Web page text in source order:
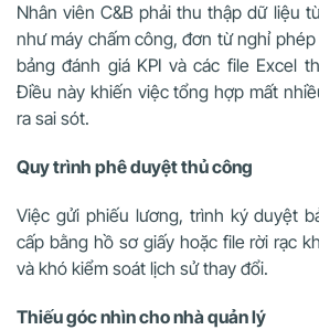
Nhân viên C&B phải thu thập dữ liệu
như máy chấm công, đơn từ nghỉ
bảng đánh giá KPI và các file Excel
Điều này khiến việc tổng hợp mất
ra sai sót.
Quy trình phê duyệt thủ công
Việc gửi phiếu lương, trình ký duyệt
cấp bằng hồ sơ giấy hoặc file rời rạc
và khó kiểm soát lịch sử thay đổi.
Thiếu góc nhìn cho nhà quản lý